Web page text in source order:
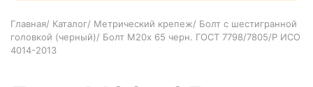
Главная/ Каталог/ Метрический крепеж/ Болт с шестигранной
головкой (черный)/ Болт М20х 65 черн. ГОСТ 7798/7805/Р ИСО
4014-2013